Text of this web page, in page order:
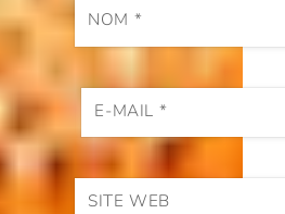
NOM *
E-MAIL *
SITE WEB